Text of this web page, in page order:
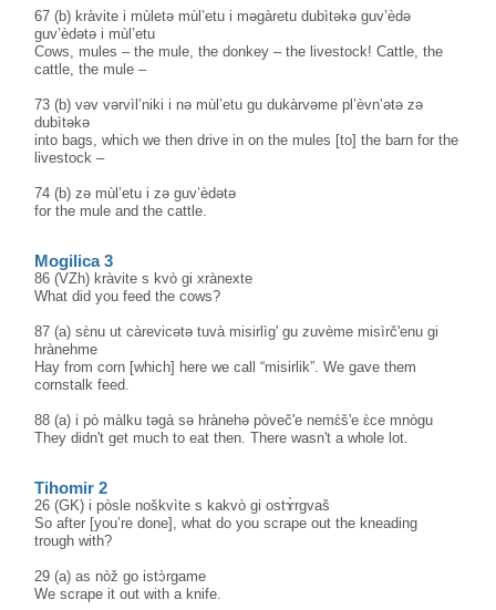
67 (b) kràvite i mùletə mùl’etu i məgàretu dubìtəkə guv’èdə
guv’èdətə i mùl’etu
Cows, mules – the mule, the donkey – the livestock! Cattle, the
cattle, the mule –
73 (b) vəv vərvìl’niki i nə mùl’etu gu dukàrvəme pl’èvn’ətə zə
dubìtəkə
into bags, which we then drive in on the mules [to] the barn for the
livestock –
74 (b) zə mùl’etu i zə guv’èdətə
for the mule and the cattle.
Mogilica 3
86 (VZh) kràvite s kvò gi xrànexte
What did you feed the cows?
87 (a) sɛ̀nu ut càrevicətə tuvà misirlìg' gu zuvème misìrč'enu gi
hrànehme
Hay from corn [which] here we call “misirlik”. We gave them
cornstalk feed.
88 (a) i pò màlku təgà sə hrànehə pòveč'e nemɛ̀š'e ɛ̀ce mnògu
They didn't get much to eat then. There wasn't a whole lot.
Tihomir 2
26 (GK) i pòsle noškvìte s kakvò gi ostɤ̀rgvaš
So after [you’re done], what do you scrape out the kneading
trough with?
29 (a) as nòž go istɔ̀rgame
We scrape it out with a knife.